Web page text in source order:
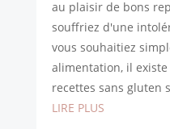
au plaisir de bons
souffriez d'une
vous souhaitiez
alimentation, il
recettes sans gluten
LIRE PLUS